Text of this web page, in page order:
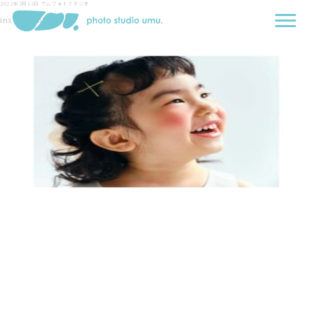
2022年2月13日 ウムフォトスタジオ
instagram用-1